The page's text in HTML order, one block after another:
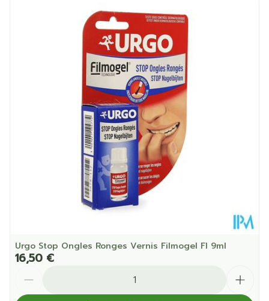
150 mm
30 mm
9
Température ambiante (15°C -
25°C)
Urgo Stop Ongles Ronges Vernis Filmogel Fl 9ml
16,50 €